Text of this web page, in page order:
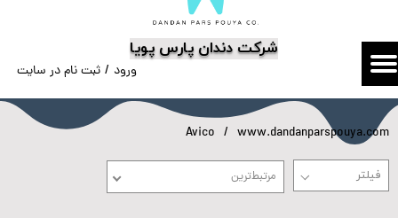
​شرکت دندان پارس پویا
ورود / ثبت نام در سایت
www.dandanparspouya.com
Avico
مرتبط‌ترین